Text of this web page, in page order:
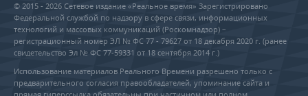
© 2015 - 2026 Сетевое издание «Реальное время» Зарегистрировано
Федеральной службой по надзору в сфере связи, информационных
технологий и массовых коммуникаций (Роскомнадзор) –
регистрационный номер ЭЛ № ФС 77 - 79627 от 18 декабря 2020 г. (ранее
свидетельство Эл № ФС 77-59331 от 18 сентября 2014 г.)
Использование материалов Реального Времени разрешено только с
предварительного согласия правообладателей, упоминание сайта и